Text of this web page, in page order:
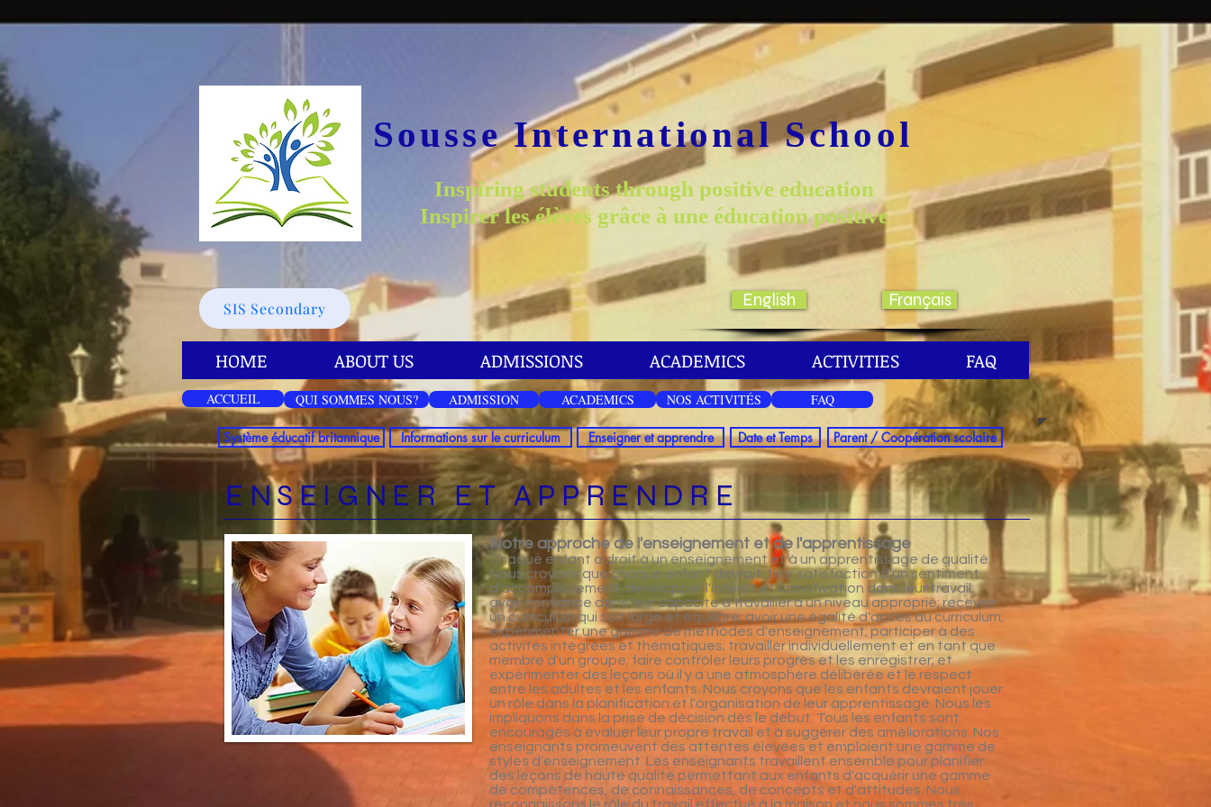
Sousse International School
Inspiring students through positive education
Inspirer les élèves grâce à une éducation positive
SIS Secondary English Français
ACCUEIL FAQ
NOS ACTIVITÉS
ACADEMICS
ADMISSION
QUI SOMMES NOUS?
Système éducatif britannique Informations sur le curriculum Enseigner et apprendre Date et Temps Parent / Coopération scolaire
ENSEIGNER ET APPRENDRE
Notre approche de l'enseignement et de l'apprentissage
Chaque enfant a droit à un enseignement et à un apprentissage de qualité.
Nous croyons que chaque enfant devrait: tirer satisfaction d'un sentiment
d'accomplissement; développer l'intérêt et la motivation dans leur travail;
avoir confiance dans leur capacité à travailler à un niveau approprié; recevoir
un curriculum qui soit large et équilibré; avoir une égalité d'accès au curriculum;
expérimenter une gamme de méthodes d'enseignement; participer à des
activités intégrées et thématiques; travailler individuellement et en tant que
membre d'un groupe; faire contrôler leurs progrès et les enregistrer; et
expérimenter des leçons où il y a une atmosphère délibérée et le respect
entre les adultes et les enfants. Nous croyons que les enfants devraient jouer
un rôle dans la planification et l'organisation de leur apprentissage. Nous les
impliquons dans la prise de décision dès le début. Tous les enfants sont
encouragés à évaluer leur propre travail et à suggérer des améliorations. Nos
enseignants promeuvent des attentes élevées et emploient une gamme de
styles d'enseignement. Les enseignants travaillent ensemble pour planifier
des leçons de haute qualité permettant aux enfants d'acquérir une gamme
de compétences, de connaissances, de concepts et d'attitudes. Nous
HOME ABOUT US ADMISSIONS ACADEMICS ACTIVITIES FAQ